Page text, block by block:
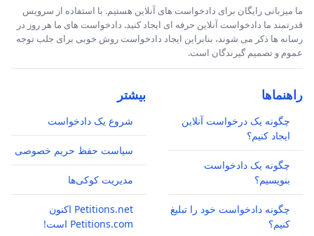
ما میزبانی رایگان برای دادخواست های آنلاین هستیم. با استفاده از سرویس
قدرتمند ما دادخواست آنلاین حرفه ای ایجاد کنید. دادخواست های ما هر روز در
رسانه ها ذکر می شوند، بنابراین ایجاد دادخواست روش خوبی برای جلب توجه
عموم و تصمیم گیرندگان است.
راهنماها
چگونه یک درخواست آنلاین
ایجاد کنیم؟
چگونه یک دادخواست
بنویسیم؟
چگونه دادخواست خود را تبلیغ
کنیم؟
بیشتر
شروع یک دادخواست
سیاست حفظ حریم خصوصی
مدیریت کوکی‌ها
Petitions.net اکنون
Petitions.com است!